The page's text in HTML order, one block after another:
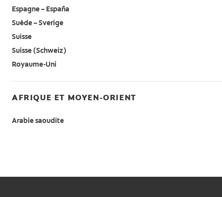
Espagne – España
Suède – Sverige
Suisse
Suisse (Schweiz)
Royaume-Uni
AFRIQUE ET MOYEN-ORIENT
Arabie saoudite